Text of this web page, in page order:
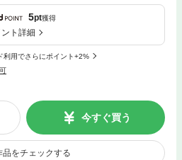
5pt獲得
ト詳細
利用でさらにポイント+2%
今すぐ買う
品をチェックする